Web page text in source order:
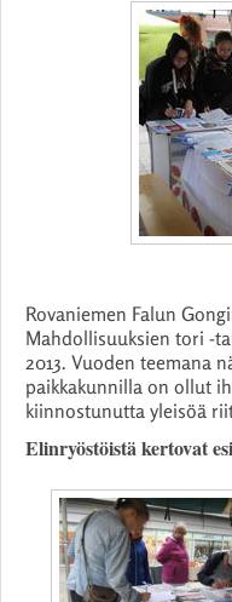
Rovaniemen Falun
Mahdollisuuksien tori -
2013. Vuoden teemana
paikkakunnilla on ollut
kiinnostunutta yleisöä
Elinryöstöistä kertovat